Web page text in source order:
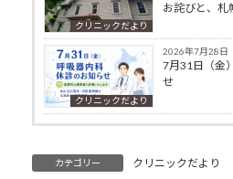
クリニックだより
お詫びと、札
クリニックだより
2026年7月28日
7月31日（金
せ
カテゴリー クリニックだより